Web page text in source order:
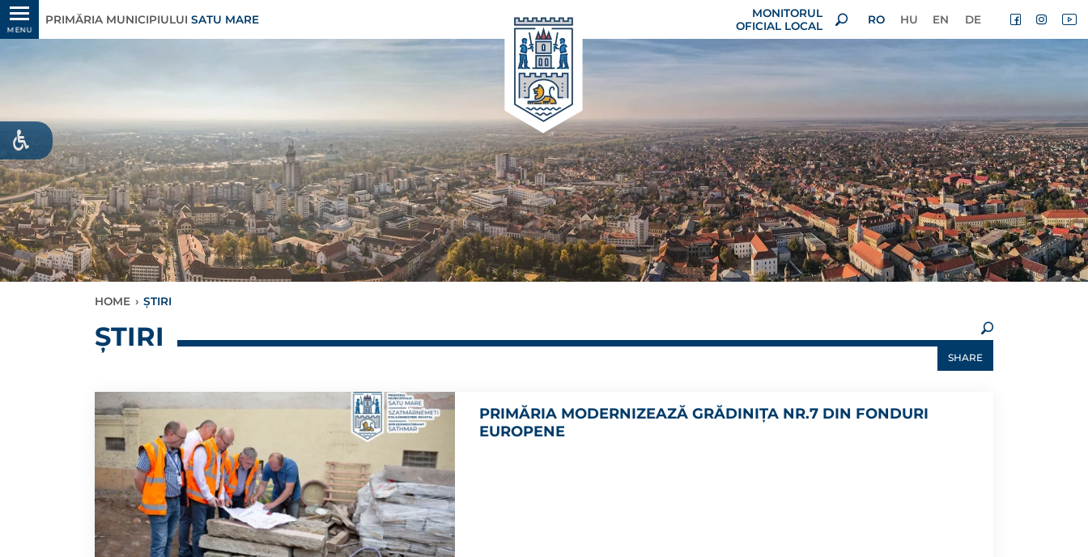
MENU
PRIMĂRIA MUNICIPIULUI SATU MARE
MONITORUL
OFICIAL LOCAL
RO HU EN DE
HOME › ȘTIRI
ȘTIRI
SHARE
PRIMĂRIA MODERNIZEAZĂ GRĂDINIȚA NR.7 DIN FONDURI
EUROPENE